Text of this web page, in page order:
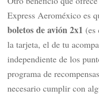
Express Aeroméxico es
boletos de avión 2x1
la tarjeta, el de tu
independiente de los
programa de
necesario cumplir con